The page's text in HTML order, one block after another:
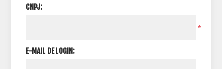
CNPJ:
*
E-MAIL DE LOGIN: